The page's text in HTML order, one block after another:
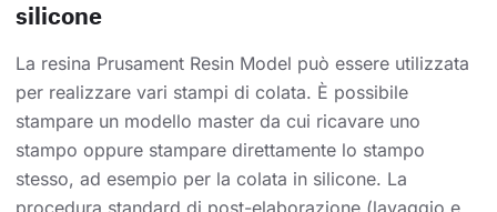
silicone
La resina Prusament Resin Model può essere utilizzata
per realizzare vari stampi di colata. È possibile
stampare un modello master da cui ricavare uno
stampo oppure stampare direttamente lo stampo
stesso, ad esempio per la colata in silicone. La